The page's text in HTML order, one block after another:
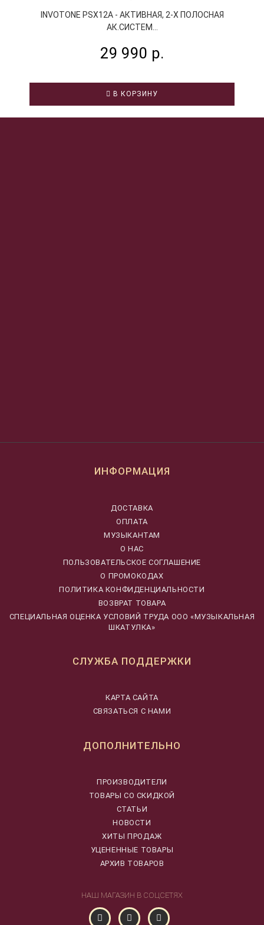
INVOTONE PSX12A - АКТИВНАЯ, 2-Х ПОЛОСНАЯ
АК.СИСТЕМ...
29 990 р.
В КОРЗИНУ
ИНФОРМАЦИЯ
ДОСТАВКА
ОПЛАТА
МУЗЫКАНТАМ
О НАС
ПОЛЬЗОВАТЕЛЬСКОЕ СОГЛАШЕНИЕ
О ПРОМОКОДАХ
ПОЛИТИКА КОНФИДЕНЦИАЛЬНОСТИ
ВОЗВРАТ ТОВАРА
CПЕЦИАЛЬНАЯ ОЦЕНКА УСЛОВИЙ ТРУДА ООО «МУЗЫКАЛЬНАЯ
ШКАТУЛКА»
СЛУЖБА ПОДДЕРЖКИ
КАРТА САЙТА
СВЯЗАТЬСЯ С НАМИ
ДОПОЛНИТЕЛЬНО
ПРОИЗВОДИТЕЛИ
ТОВАРЫ СО СКИДКОЙ
СТАТЬИ
НОВОСТИ
ХИТЫ ПРОДАЖ
УЦЕНЕННЫЕ ТОВАРЫ
АРХИВ ТОВАРОВ
НАШ МАГАЗИН В СОЦСЕТЯХ